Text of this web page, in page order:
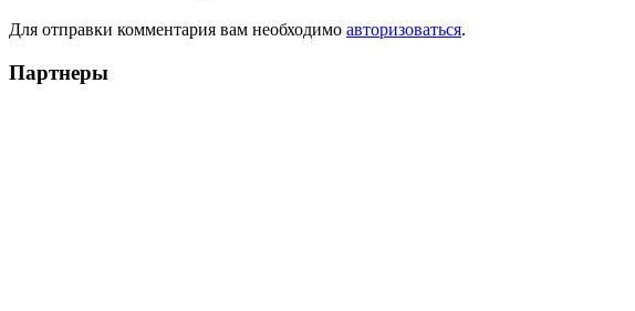
Для отправки комментария вам необходимо авторизоваться.
Партнеры